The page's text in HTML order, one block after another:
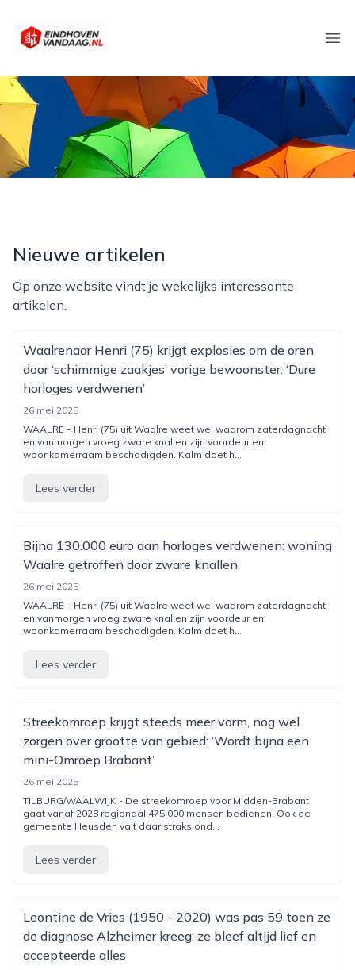
eindhovenvandaag.nl
Nieuwe artikelen
Op onze website vindt je wekelijks interessante
artikelen.
Waalrenaar Henri (75) krijgt explosies om de oren
door ‘schimmige zaakjes’ vorige bewoonster: ‘Dure
horloges verdwenen’
26 mei 2025
WAALRE – Henri (75) uit Waalre weet wel waarom zaterdagnacht
en vanmorgen vroeg zware knallen zijn voordeur en
woonkamerraam beschadigden. Kalm doet h...
Lees verder
Bijna 130.000 euro aan horloges verdwenen: woning
Waalre getroffen door zware knallen
26 mei 2025
WAALRE – Henri (75) uit Waalre weet wel waarom zaterdagnacht
en vanmorgen vroeg zware knallen zijn voordeur en
woonkamerraam beschadigden. Kalm doet h...
Lees verder
Streekomroep krijgt steeds meer vorm, nog wel
zorgen over grootte van gebied: ‘Wordt bijna een
mini-Omroep Brabant’
26 mei 2025
TILBURG/WAALWIJK - De streekomroep voor Midden-Brabant
gaat vanaf 2028 regionaal 475.000 mensen bedienen. Ook de
gemeente Heusden valt daar straks ond...
Lees verder
Leontine de Vries (1950 - 2020) was pas 59 toen ze
de diagnose Alzheimer kreeg; ze bleef altijd lief en
accepteerde alles